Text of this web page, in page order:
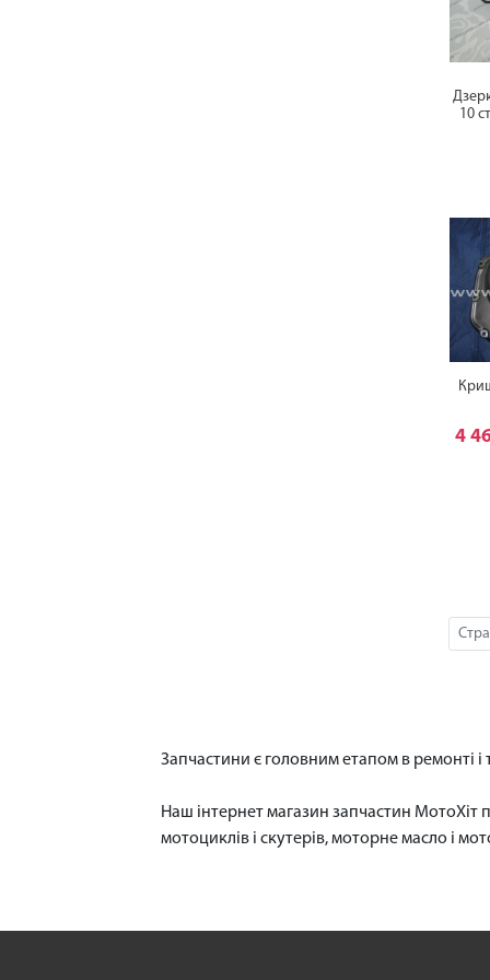
10
4
Запчастини є головним етапом в ремонті і
Наш інтернет магазин запчастин МотоХіт
мотоциклів і скутерів, моторне масло і